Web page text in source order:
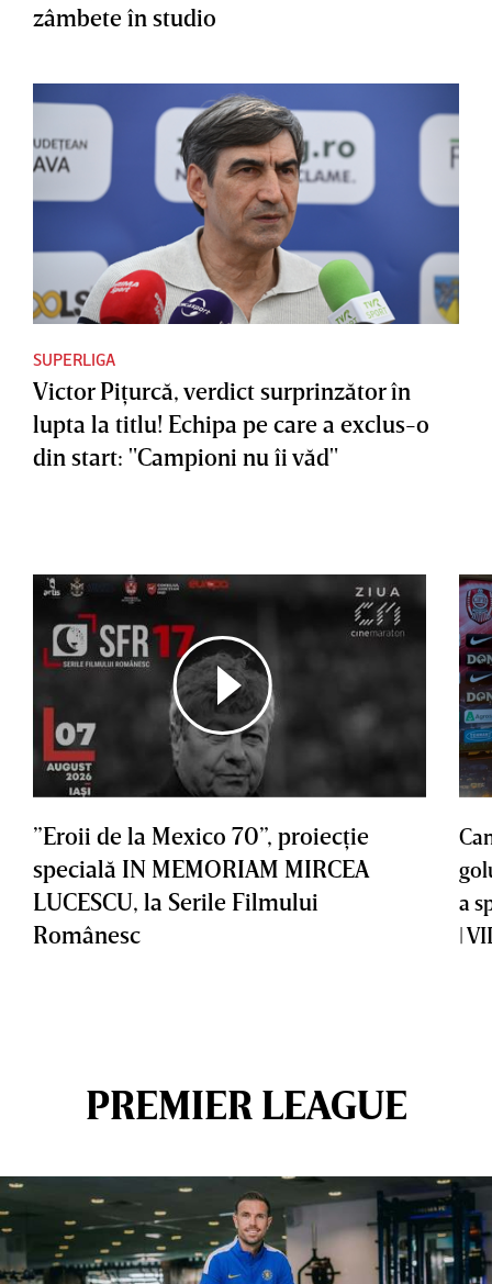
zâmbete în studio
SUPERLIGA
Victor Piţurcă, verdict surprinzător în
lupta la titlu! Echipa pe care a exclus-o
din start: "Campioni nu îi văd"
”Eroii de la Mexico 70”, proiecţie
specială IN MEMORIAM MIRCEA
LUCESCU, la Serile Filmului
Românesc
a
|
PREMIER LEAGUE